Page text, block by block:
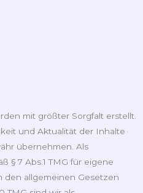
mit größter Sorgfalt erstellt.
und Aktualität der Inhalte
übernehmen. Als
§ 7 Abs.1 TMG für eigene
den allgemeinen Gesetzen